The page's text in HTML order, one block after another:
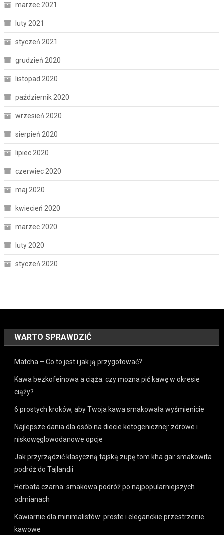
marzec 2021
luty 2021
styczeń 2021
grudzień 2020
listopad 2020
październik 2020
wrzesień 2020
sierpień 2020
lipiec 2020
czerwiec 2020
maj 2020
kwiecień 2020
marzec 2020
luty 2020
styczeń 2020
WARTO SPRAWDZIĆ
Matcha – Co to jest i jak ją przygotować?
Kawa bezkofeinowa a ciąża: czy można pić kawę w okresie
ciąży?
6 prostych kroków, aby Twoja kawa smakowała wyśmienicie
Najlepsze dania dla osób na diecie ketogenicznej: zdrowe i
niskowęglowodanowe opcje
Jak przyrządzić klasyczną tajską zupę tom kha gai: smakowita
podróż do Tajlandii
Herbata czarna: smakowa podróż po najpopularniejszych
odmianach
Kawiarnie dla minimalistów: proste i eleganckie przestrzenie
kawowe